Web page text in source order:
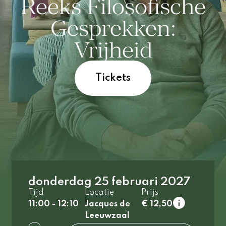
Reeks Filosofische
Gesprekken:
Vrijheid
Tickets
donderdag 25 februari 2027
Tijd
11:00 - 12:10
Locatie
Jacques de
Leeuwzaal
Prijs
€ 12,50